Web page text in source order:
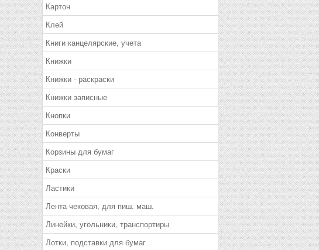
Картон
Клей
Книги канцелярские, учета
Книжки
Книжки - раскраски
Книжки записные
Кнопки
Конверты
Корзины для бумаг
Краски
Ластики
Лента чековая, для пиш. маш.
Линейки, угольники, транспортиры
Лотки, подставки для бумаг